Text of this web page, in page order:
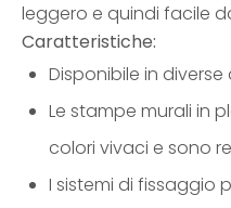
leggero e quindi facile
Caratteristiche:
Disponibile in diverse
Le stampe murali in
colori vivaci e sono
I sistemi di fissaggio